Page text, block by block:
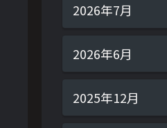
2026年7月
2026年6月
2025年12月